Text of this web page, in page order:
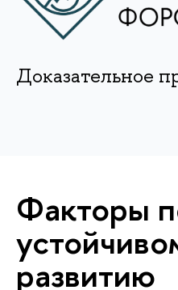
Доказательное
Факторы
развитию